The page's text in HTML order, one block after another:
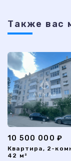
Также ваc
10 500 000 ₽
Квартира, 2-
42 м²